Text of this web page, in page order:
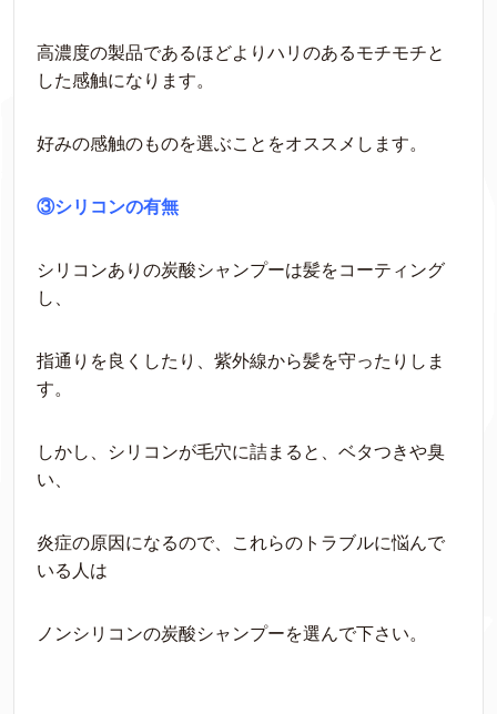
高濃度の製品であるほどよりハリのあるモチモチと
した感触になります。
好みの感触のものを選ぶことをオススメします。
③シリコンの有無
シリコンありの炭酸シャンプーは髪をコーティング
し、
指通りを良くしたり、紫外線から髪を守ったりしま
す。
しかし、シリコンが毛穴に詰まると、ベタつきや臭
い、
炎症の原因になるので、これらのトラブルに悩んで
いる人は
ノンシリコンの炭酸シャンプーを選んで下さい。